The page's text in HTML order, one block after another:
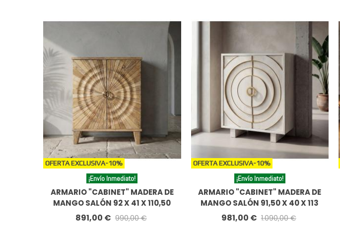
OFERTA EXCLUSIVA-10%
¡Envío Inmediato!
ARMARIO "CABINET" MADERA DE
MANGO SALÓN 92 X 41 X 110,50
CM
891,00 € 990,00 €
OFERTA EXCLUSIVA-10%
¡Envío Inmediato!
ARMARIO "CABINET" MADERA DE
MANGO SALÓN 91,50 X 40 X 113
CM
981,00 € 1.090,00 €